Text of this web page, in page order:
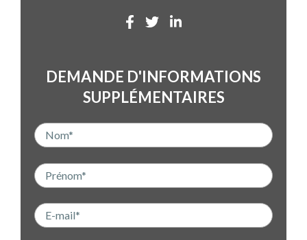
DEMANDE D'INFORMATIONS
SUPPLÉMENTAIRES